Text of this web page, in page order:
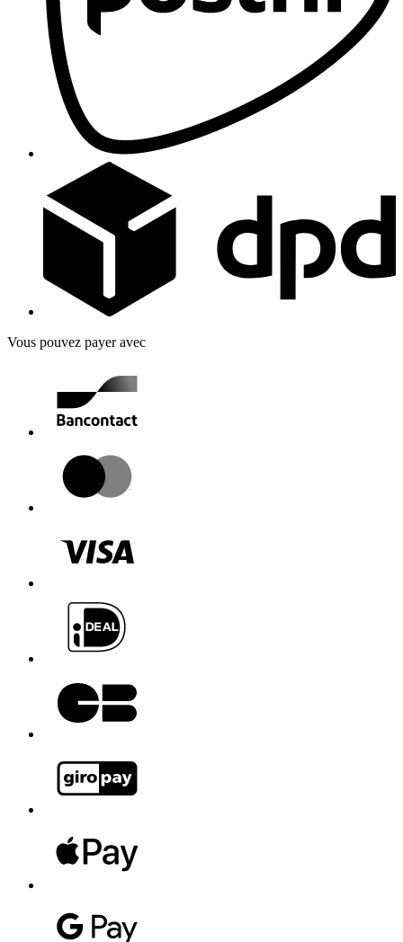
Vous pouvez payer avec